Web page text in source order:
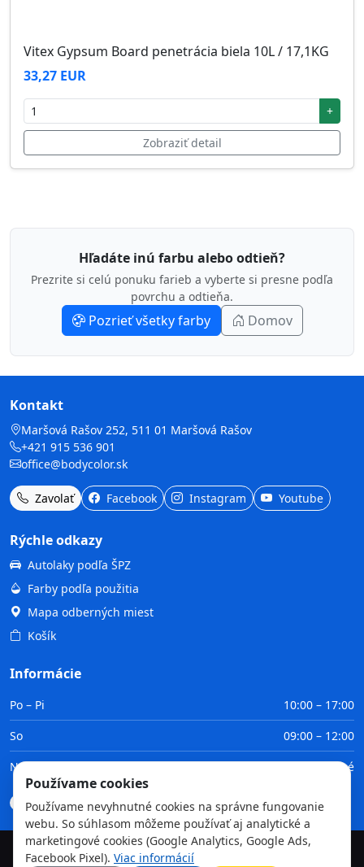
Vitex Gypsum Board penetrácia biela 10L / 17,1KG
33,27 EUR
+
Zobraziť detail
Hľadáte inú farbu alebo odtieň?
Prezrite si celú ponuku farieb a vyberte si presne podľa
povrchu a odtieňa.
Pozrieť všetky farby Domov
Kontakt
Maršová Rašov 252, 511 01 Maršová Rašov
+421 915 536 901
office@bodycolor.sk
Zavolať Facebook Instagram Youtube
Rýchle odkazy
Autolaky podľa ŠPZ
Farby podľa použitia
Mapa odberných miest
Košík
Informácie
Po – Pi
10:00 – 17:00
So
09:00 – 12:00
Ne
Zatvorené
Doprava Platba Obchodné podmienky GDPR
©2026TvojaFarba.sk • Všetky práva vyhradené
Používame cookies
Používame nevyhnutné cookies na správne fungovanie
webu. So súhlasom môžeme používať aj analytické a
marketingové cookies (Google Analytics, Google Ads,
Facebook Pixel). Viac informácií